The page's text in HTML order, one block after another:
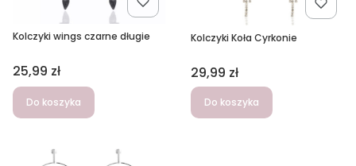
Kolczyki wings czarne długie
Cena
25,99 zł
Do koszyka
Kolczyki Koła Cyrkonie
Cena
29,99 zł
Do koszyka